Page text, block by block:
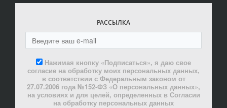
РАССЫЛКА
Нажимая кнопку «Подписаться», я даю свое
согласие на обработку моих персональных данных,
в соответствии с Федеральным законом от
27.07.2006 года №152-ФЗ «О персональных данных»,
на условиях и для целей, определенных в Согласии
на обработку персональных данных